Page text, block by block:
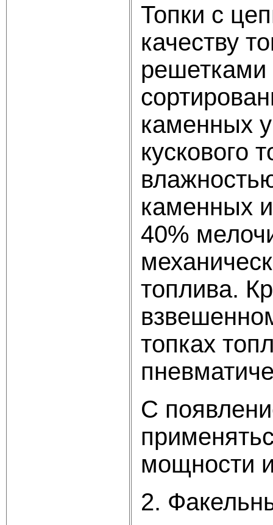
Топки с
качеству
решетками
каменных
кускового
каменных
40%
топлива.
топках
С
мощности
2.